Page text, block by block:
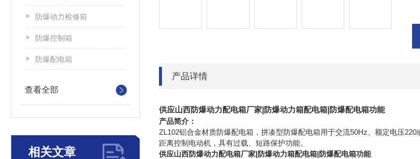
防爆动力检修箱
防爆控制箱
防爆配电箱
查看全部
相关文章
产品详情
供应山西防爆动力配电箱厂家|防爆动力箱配电箱|防爆配电箱功能
产品简介：
ZL102铝合金材质防爆配电箱，拼凑型防爆配电箱用于交流50Hz、额定电压
距离控制电动机，具有过载、短路保护功能。
供应山西防爆动力配电箱厂家|防爆动力箱配电箱|防爆配电箱功能